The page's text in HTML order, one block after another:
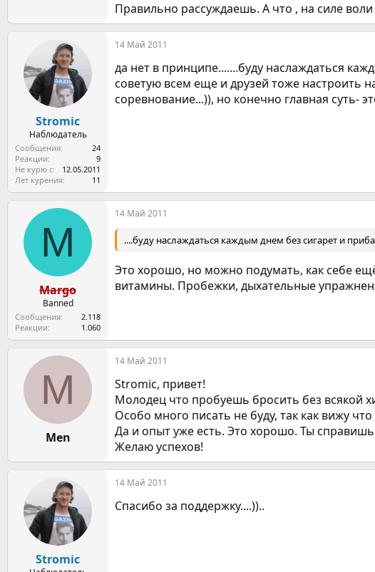
Правильно рассуждаешь. А что , на силе
Stromic
Наблюдатель
Сообщения
24
Реакции
9
Не курю с
12.05.2011
Лет курения
11
14 Май 2011
да нет в принципе.......буду наслаждаться
советую всем еще и друзей тоже настроить
соревнование...)), но конечно главная суть-
M
Margo
Banned
Сообщения
2.118
Реакции
1.060
14 Май 2011
....буду наслаждаться каждым днем без сигарет и
Это хорошо, но можно подумать, как себе
витамины. Пробежки, дыхательные
M
Men
14 Май 2011
Stromic, привет!
Молодец что пробуешь бросить без всякой
Особо много писать не буду, так как вижу
Да и опыт уже есть. Это хорошо. Ты
Желаю успехов!
Stromic
14 Май 2011
Спасибо за поддержку....))..